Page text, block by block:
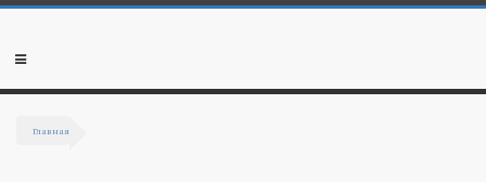
Перейти к основному содержанию
Мобильное
Главная